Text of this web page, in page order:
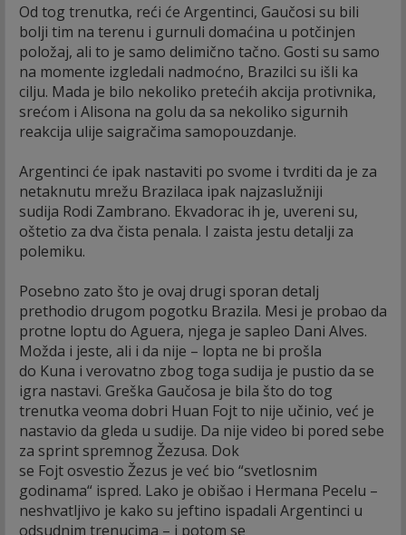
Od tog trenutka, reći će Argentinci, Gaučosi su bili
bolji tim na terenu i gurnuli domaćina u potčinjen
položaj, ali to je samo delimično tačno. Gosti su samo
na momente izgledali nadmoćno, Brazilci su išli ka
cilju. Mada je bilo nekoliko pretećih akcija protivnika,
srećom i Alisona na golu da sa nekoliko sigurnih
reakcija ulije saigračima samopouzdanje.
Argentinci će ipak nastaviti po svome i tvrditi da je za
netaknutu mrežu Brazilaca ipak najzaslužniji
sudija Rodi Zambrano. Ekvadorac ih je, uvereni su,
oštetio za dva čista penala. I zaista jestu detalji za
polemiku.
Posebno zato što je ovaj drugi sporan detalj
prethodio drugom pogotku Brazila. Mesi je probao da
protne loptu do Aguera, njega je sapleo Dani Alves.
Možda i jeste, ali i da nije – lopta ne bi prošla
do Kuna i verovatno zbog toga sudija je pustio da se
igra nastavi. Greška Gaučosa je bila što do tog
trenutka veoma dobri Huan Fojt to nije učinio, već je
nastavio da gleda u sudije. Da nije video bi pored sebe
za sprint spremnog Žezusa. Dok
se Fojt osvestio Žezus je već bio “svetlosnim
godinama“ ispred. Lako je obišao i Hermana Pecelu –
neshvatljivo je kako su jeftino ispadali Argentinci u
odsudnim trenucima – i potom se